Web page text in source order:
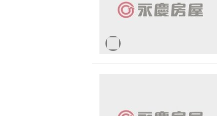
2500 萬
有無障礙空間